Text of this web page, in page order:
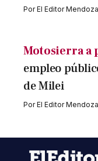
PorEl Editor Mendoza
Motosierra a
empleo
de Milei
PorEl Editor Mendoza